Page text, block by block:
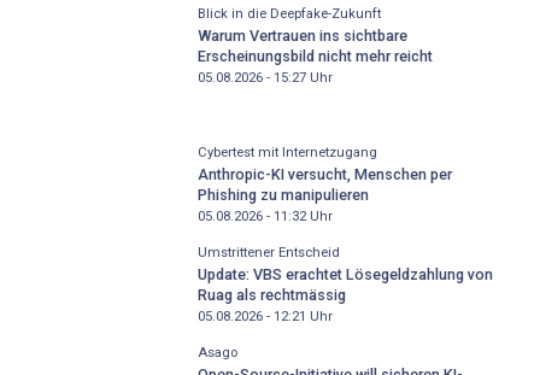
Blick in die Deepfake-Zukunft
Warum Vertrauen ins sichtbare
Erscheinungsbild nicht mehr reicht
05.08.2026 - 15:27Uhr
Cybertest mit Internetzugang
Anthropic-KI versucht, Menschen per
Phishing zu manipulieren
05.08.2026 - 11:32Uhr
Umstrittener Entscheid
Update: VBS erachtet Lösegeldzahlung von
Ruag als rechtmässig
05.08.2026 - 12:21 Uhr
Asago